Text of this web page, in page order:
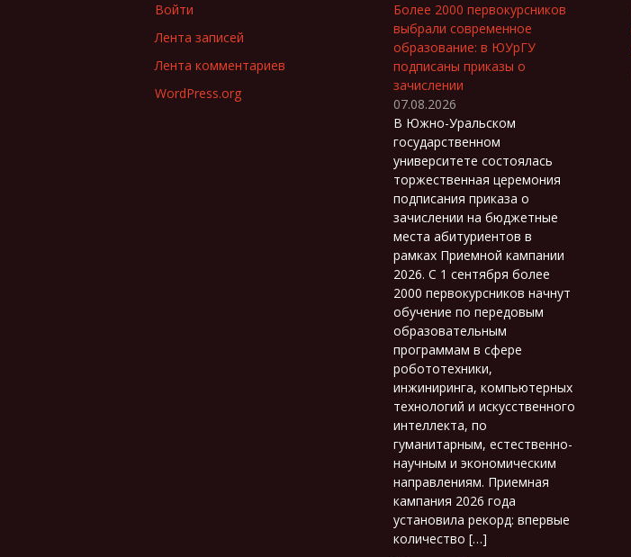
Войти
Лента записей
Лента комментариев
WordPress.org
Более 2000 первокурсников
выбрали современное
образование: в ЮУрГУ
подписаны приказы о
зачислении
07.08.2026
В Южно-Уральском
государственном
университете состоялась
торжественная церемония
подписания приказа о
зачислении на бюджетные
места абитуриентов в
рамках Приемной кампании
2026. С 1 сентября более
2000 первокурсников начнут
обучение по передовым
образовательным
программам в сфере
робототехники,
инжиниринга, компьютерных
технологий и искусственного
интеллекта, по
гуманитарным, естественно-
научным и экономическим
направлениям. Приемная
кампания 2026 года
установила рекорд: впервые
количество […]